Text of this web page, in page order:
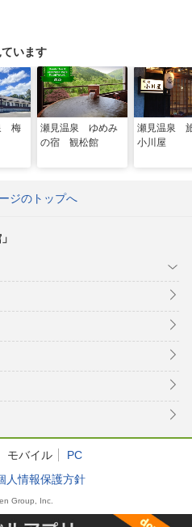
います
梅
瀬見温泉 ゆめみ
の宿 観松館
瀬見温泉
小川屋
ジのトップへ
モバイル
PC
人情報保護方針
Group, Inc.